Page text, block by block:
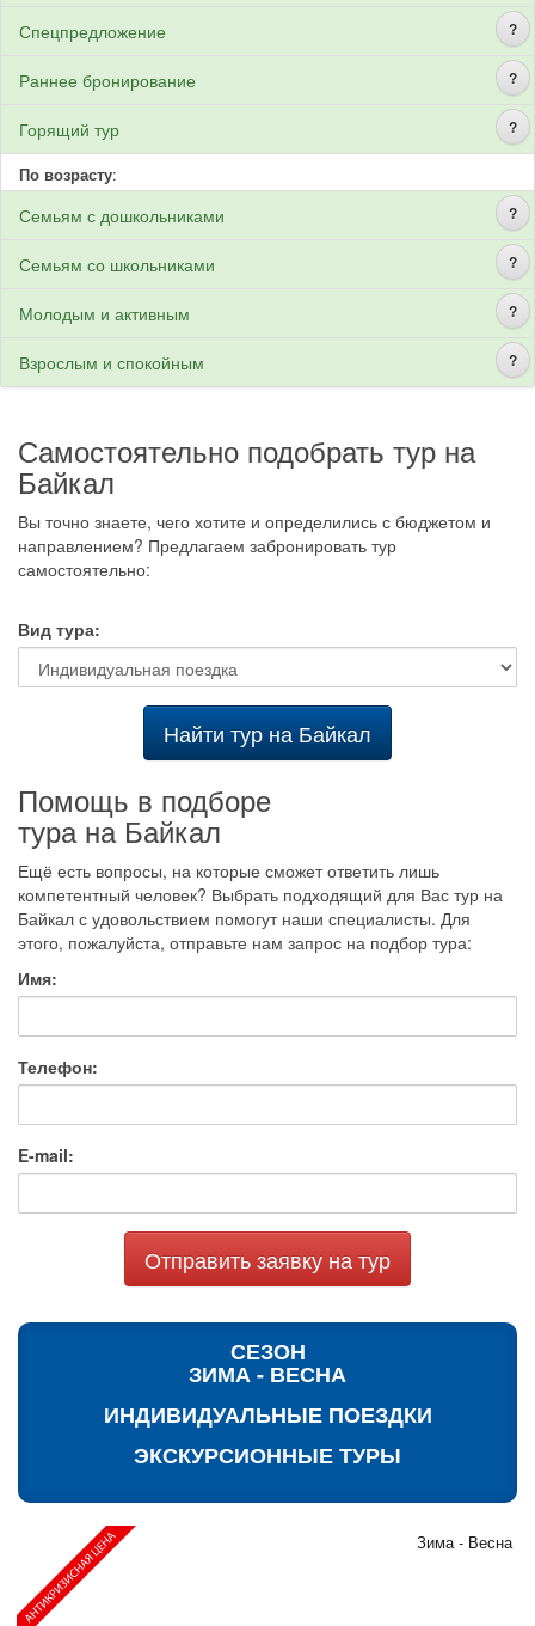
?
Спецпредложение
?
Раннее бронирование
?
Горящий тур
По возрасту:
?
Семьям с дошкольниками
?
Семьям со школьниками
?
Молодым и активным
?
Взрослым и спокойным
Самостоятельно подобрать тур на
Байкал
Вы точно знаете, чего хотите и определились с бюджетом и
направлением? Предлагаем забронировать тур
самостоятельно:
Вид тура:
Найти тур на Байкал
Помощь в подборе
тура на Байкал
Ещё есть вопросы, на которые сможет ответить лишь
компетентный человек? Выбрать подходящий для Вас тур на
Байкал с удовольствием помогут наши специалисты. Для
этого, пожалуйста, отправьте нам запрос на подбор тура:
Имя:
Телефон:
E-mail:
Отправить заявку на тур
СЕЗОН
ЗИМА - ВЕСНА
ИНДИВИДУАЛЬНЫЕ ПОЕЗДКИ
ЭКСКУРСИОННЫЕ ТУРЫ
Зима - Весна